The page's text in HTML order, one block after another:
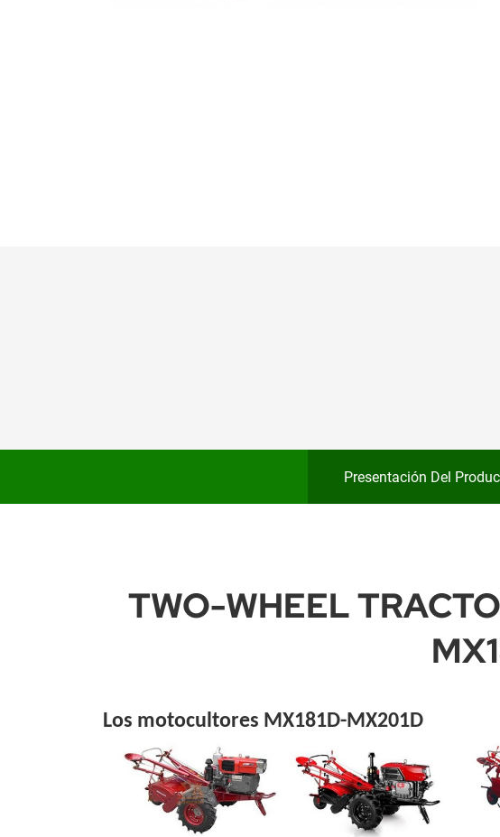
Presentación Del
TWO-WHEEL
Los motocultores MX181D-MX201D